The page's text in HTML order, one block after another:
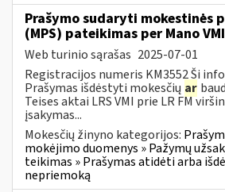
Prašymo sudaryti mokestinės
(MPS) pateikimas per Mano VMI
Web turinio sąrašas 2025-07-01
Registracijos numeris KM3552 Ši
Prašymas išdėstyti mokesčių ar
Teises aktai LRS VMI prie LR FM
įsakymas...
Mokesčių žinyno kategorijos:
mokėjimo duomenys » Pažymų
teikimas » Prašymas atidėti arba
nepriemoką